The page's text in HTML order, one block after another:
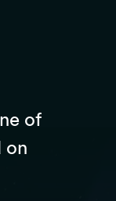
of
on